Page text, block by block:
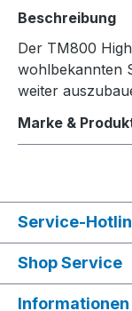
Beschreibung
Der TM800
wohlbekannten
weiter
Marke &
Service-
Shop Service
Informationen